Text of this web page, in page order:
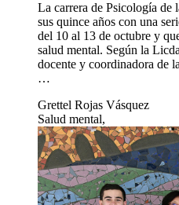
La carrera de Psicología de
sus quince años con una
del 10 al 13 de octubre y
salud mental. Según la
docente y coordinadora de
…
Grettel Rojas Vásquez
Salud mental,